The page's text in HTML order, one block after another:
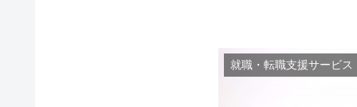
就職・転職支援サービス